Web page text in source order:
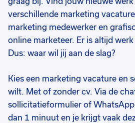
verschillende marketing
marketing medewerker en
online marketeer. Er is altijd
Dus: waar wil jij aan de slag?
Kies een marketing vacature en
wilt. Met of zonder cv. Via de
sollicitatieformulier of
dan 1 minuut en je krijgt vaak